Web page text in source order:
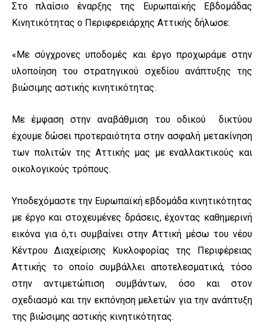
Στο πλαίσιο έναρξης της Ευρωπαϊκής Εβδομάδας
Κινητικότητας ο Περιφερειάρχης Αττικής δήλωσε:
«Με σύγχρονες υποδομές και έργο προχωράμε στην
υλοποίηση του στρατηγικού σχεδίου ανάπτυξης της
βιώσιμης αστικής κινητικότητας.
Με έμφαση στην αναβάθμιση του οδικού δικτύου
έχουμε δώσει προτεραιότητα στην ασφαλή μετακίνηση
των πολιτών της Αττικής μας με εναλλακτικούς και
οικολογικούς τρόπους.
Υποδεχόμαστε την Ευρωπαϊκή εβδομάδα κινητικότητας
με έργο και στοχευμένες δράσεις, έχοντας καθημερινή
εικόνα για ό,τι συμβαίνει στην Αττική μέσω του νέου
Κέντρου Διαχείρισης Κυκλοφορίας της Περιφέρειας
Αττικής το οποίο συμβάλλει αποτελεσματικά, τόσο
στην αντιμετώπιση συμβάντων, όσο και στον
σχεδιασμό και την εκπόνηση μελετών για την ανάπτυξη
της βιώσιμης αστικής κινητικότητας.